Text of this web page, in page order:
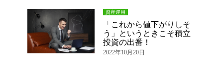
資産運用
「これから値下がりしそ
う」というときこそ積立
投資の出番！
2022年10月20日